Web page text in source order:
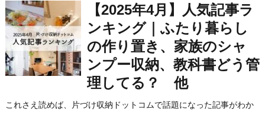
【2025年4月】人気記事ラ
ンキング｜ふたり暮らし
の作り置き、家族のシャ
ンプー収納、教科書どう管
理してる？ 他
これさえ読めば、片づけ収納ドットコムで話題になった記事がわか